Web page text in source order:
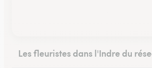
Les fleuristes dans l'Indre du